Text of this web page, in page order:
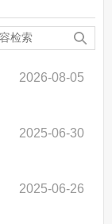
2026-08-05
2025-06-30
2025-06-26